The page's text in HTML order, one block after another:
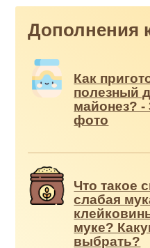
Дополнения
Как
полезный
майонез? -
фото
Что такое
слабая
муке?
выбрать?